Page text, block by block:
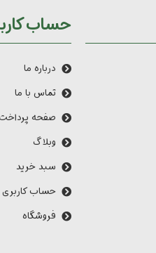
حساب
درباره ما
تماس با ما
صفحه
وبلاگ
سبد خرید
حساب
فروشگاه